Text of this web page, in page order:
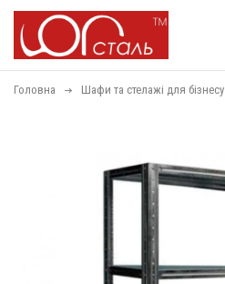
Головна Шафи та стелажі для бізнесу